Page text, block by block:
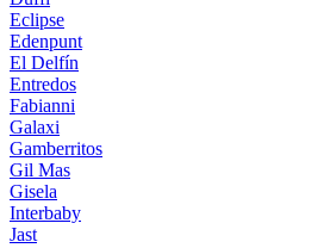
Eclipse
Edenpunt
El Delfín
Entredos
Fabianni
Galaxi
Gamberritos
Gil Mas
Gisela
Interbaby
Jast